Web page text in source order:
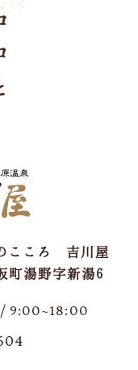
こころ 吉川屋
町湯野字新湯6
/ 9:00~18:00